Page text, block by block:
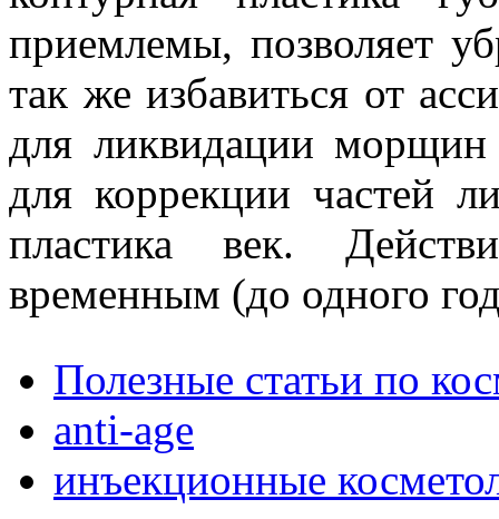
приемлемы, позволяет
так же избавиться от
для ликвидации
для коррекции частей
пластика век.
временным (до одного
Полезные статьи по
anti-age
инъекционные